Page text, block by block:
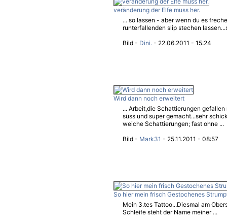
veränderung der Elfe muss her.
... so lassen - aber wenn du es
runterfallenden slip stechen
Bild - Dini. - 22.06.2011 - 15:24
Wird dann noch erweitert
... Arbeit,die Schattierungen
süss und super gemacht...sehr
weiche Schattierungen; fast ohne ...
Bild - Mark31 - 25.11.2011 - 08:57
So hier mein frisch Gestochenes
Mein 3.tes Tattoo...Diesmal am
Schleife steht der Name meiner ...